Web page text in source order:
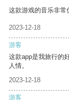
这款游戏的音乐非常
2023-12-18
游客
这款app是我旅行的
人情。
2023-12-18
游客